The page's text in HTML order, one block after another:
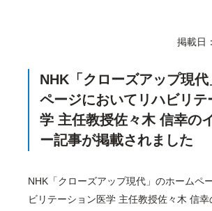
掲載日
NHK「クローズアップ現
ページにおいてリハビリテ
学 主任教授佐々木 信幸の
ー記事が掲載されました
NHK「クローズアップ現代」のホームペ
ビリテーション医学 主任教授佐々木 信